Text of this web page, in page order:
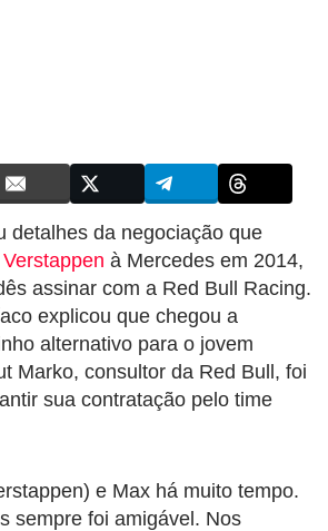
detalhes da negociação que
à Mercedes em 2014,
assinar com a Red Bull Racing.
explicou que chegou a
alternativo para o jovem
Marko, consultor da Red Bull, foi
sua contratação pelo time
e Max há muito tempo.
sempre foi amigável. Nos